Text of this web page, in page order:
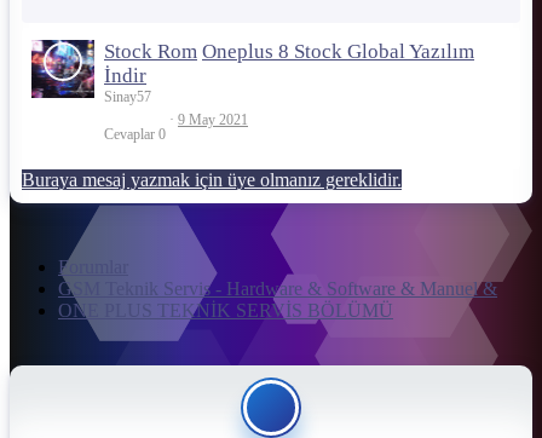
Stock Rom Oneplus 8 Stock Global Yazılım
İndir
Sinay57
Cevaplar 0
9 May 2021
Buraya mesaj yazmak için üye olmanız gereklidir.
Forumlar
GSM Teknik Servis - Hardware & Software & Manuel &
ONE PLUS TEKNİK SERVİS BÖLÜMÜ